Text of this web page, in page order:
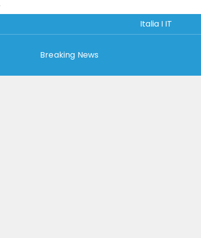
Italia I IT
Breaking News